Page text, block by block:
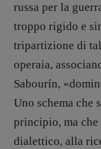
REDAZIONE
Walter Catalano
Grasso
Fabio
Marcoli,
Spallina,
CONTATTI
russa per la
troppo rigido e
tripartizione di
operaia,
Sabourín,
Uno schema che
principio, ma che
dialettico, alla